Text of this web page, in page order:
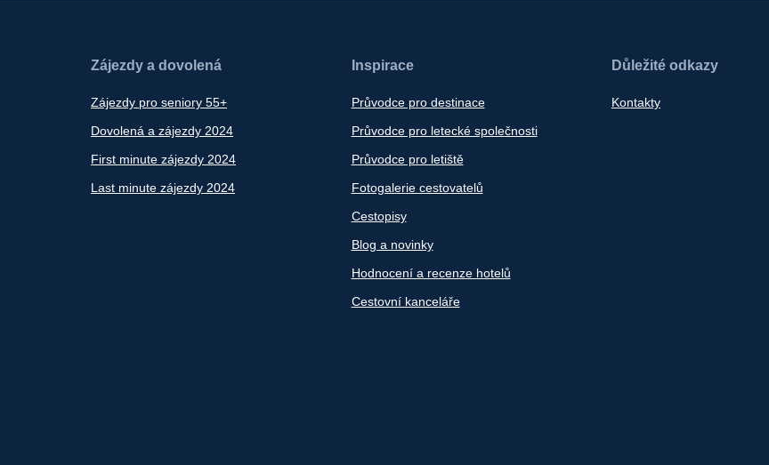
Zájezdy a dovolená
Zájezdy pro seniory 55+
Dovolená a zájezdy 2024
First minute zájezdy 2024
Last minute zájezdy 2024
Inspirace
Průvodce pro destinace
Průvodce pro letecké společnosti
Průvodce pro letiště
Fotogalerie cestovatelů
Cestopisy
Blog a novinky
Hodnocení a recenze hotelů
Cestovní kanceláře
Důležité odkazy
Kontakty